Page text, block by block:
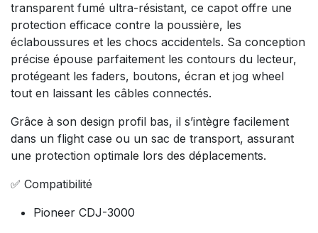
transparent fumé ultra-résistant, ce capot offre une
protection efficace contre la poussière, les
éclaboussures et les chocs accidentels. Sa conception
précise épouse parfaitement les contours du lecteur,
protégeant les faders, boutons, écran et jog wheel
tout en laissant les câbles connectés.
Grâce à son design profil bas, il s’intègre facilement
dans un flight case ou un sac de transport, assurant
une protection optimale lors des déplacements.
✅ Compatibilité
Pioneer CDJ-3000